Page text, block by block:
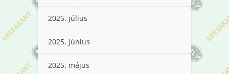
2025. július
2025. június
2025. május